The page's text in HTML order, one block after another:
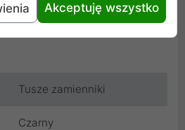
Tusze zamienniki
Czarny
Akceptuję wszystko